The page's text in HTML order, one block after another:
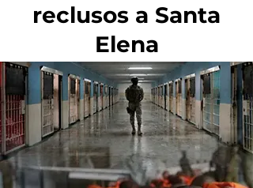
reclusos a Santa
Elena